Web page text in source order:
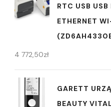
RTC USB
ETHERNET
4 772,50zł
GARETT
BEAUTY